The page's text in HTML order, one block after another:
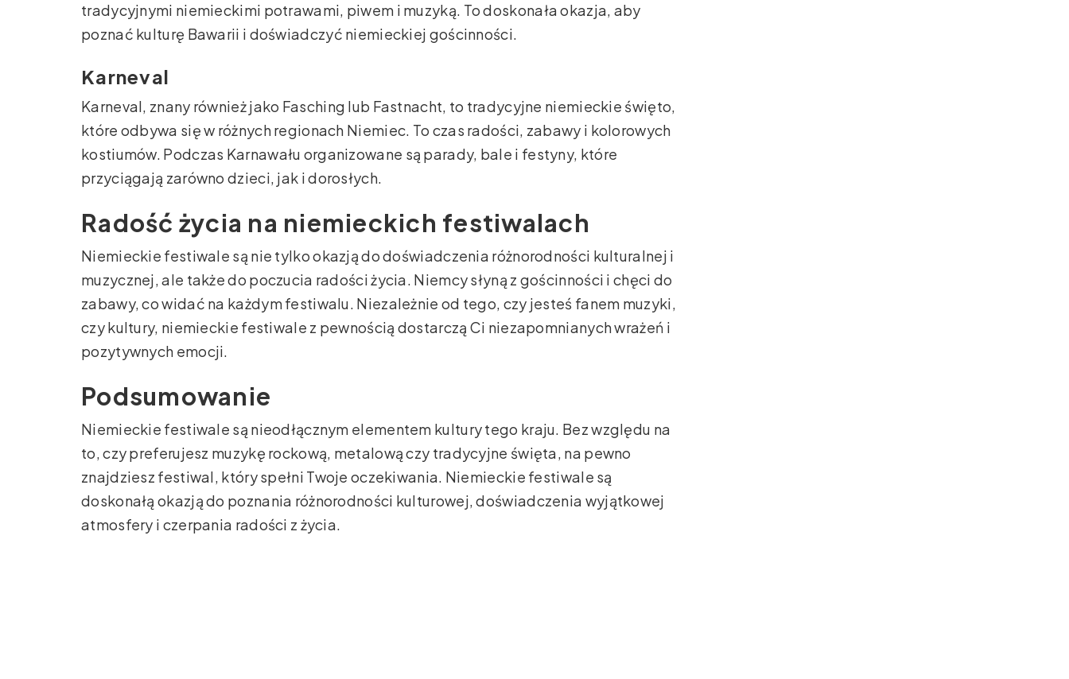
tradycyjnymi niemieckimi potrawami, piwem i muzyką. To doskonała okazja, aby
poznać kulturę Bawarii i doświadczyć niemieckiej gościnności.
Karneval
Karneval, znany również jako Fasching lub Fastnacht, to tradycyjne niemieckie święto,
które odbywa się w różnych regionach Niemiec. To czas radości, zabawy i kolorowych
kostiumów. Podczas Karnawału organizowane są parady, bale i festyny, które
przyciągają zarówno dzieci, jak i dorosłych.
Radość życia na niemieckich festiwalach
Niemieckie festiwale są nie tylko okazją do doświadczenia różnorodności kulturalnej i
muzycznej, ale także do poczucia radości życia. Niemcy słyną z gościnności i chęci do
zabawy, co widać na każdym festiwalu. Niezależnie od tego, czy jesteś fanem muzyki,
czy kultury, niemieckie festiwale z pewnością dostarczą Ci niezapomnianych wrażeń i
pozytywnych emocji.
Podsumowanie
Niemieckie festiwale są nieodłącznym elementem kultury tego kraju. Bez względu na
to, czy preferujesz muzykę rockową, metalową czy tradycyjne święta, na pewno
znajdziesz festiwal, który spełni Twoje oczekiwania. Niemieckie festiwale są
doskonałą okazją do poznania różnorodności kulturowej, doświadczenia wyjątkowej
atmosfery i czerpania radości z życia.